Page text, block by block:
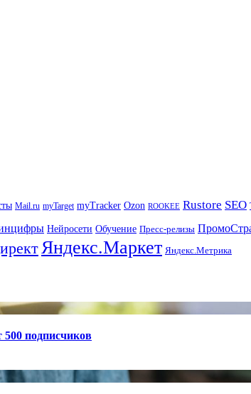
Mail.ru myTarget myTracker Ozon ROOKEE Rustore SEO
Нейросети Обучение Пресс-релизы
Яндекс.Маркет Яндекс.Метрика
подписчиков